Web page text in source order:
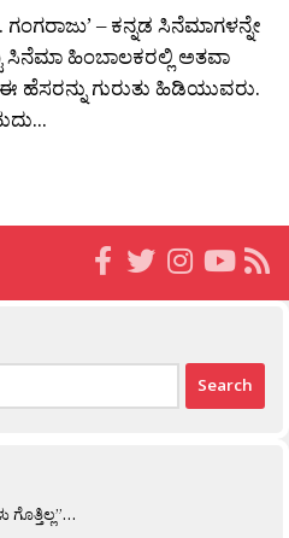
– ಕನ್ನಡ ಸಿನೆಮಾಗಳನ್ನೇ
ಹಿಂಬಾಲಕರಲ್ಲಿ ಅತವಾ
ಹೆಸರನ್ನು ಗುರುತು ಹಿಡಿಯುವರು.